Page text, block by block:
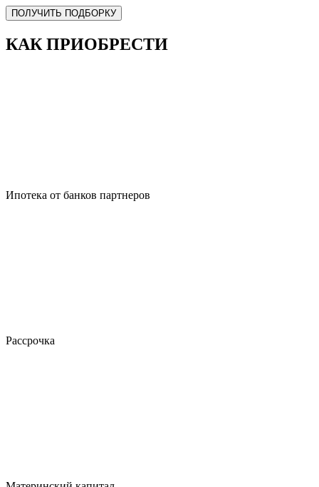
ПОЛУЧИТЬ ПОДБОРКУ
КАК ПРИОБРЕСТИ
Ипотека от банков партнеров
Рассрочка